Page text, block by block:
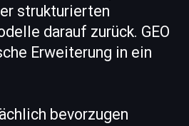
strukturierten
darauf zurück. GEO
Erweiterung in ein
bevorzugen